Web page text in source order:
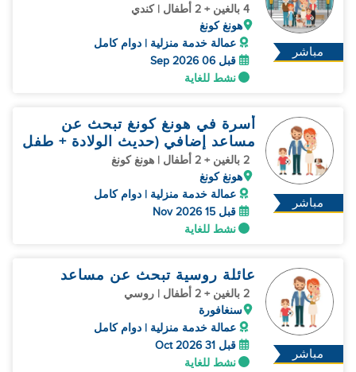
مباشر
4 بالغين + 2 أطفال | كندي
هونغ كونغ
عمالة خدمة منزلية | دوام كامل
قبل 06 Sep 2026
نشط للغاية
مباشر
أسرة في هونغ كونغ تبحث عن
مساعد إضافي (حديث الولادة + طفل
صغير، مساعد مشترك)
2 بالغين + 2 أطفال | هونغ كونغ
هونغ كونغ
عمالة خدمة منزلية | دوام كامل
قبل 15 Nov 2026
نشط للغاية
مباشر
عائلة روسية تبحث عن مساعد
2 بالغين + 2 أطفال | روسي
سنغافورة
عمالة خدمة منزلية | دوام كامل
قبل 31 Oct 2026
نشط للغاية